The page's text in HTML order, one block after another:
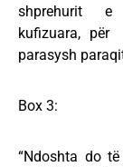
shprehurit e
kufizuara, për
parasysh
Box 3:
“Ndoshta do